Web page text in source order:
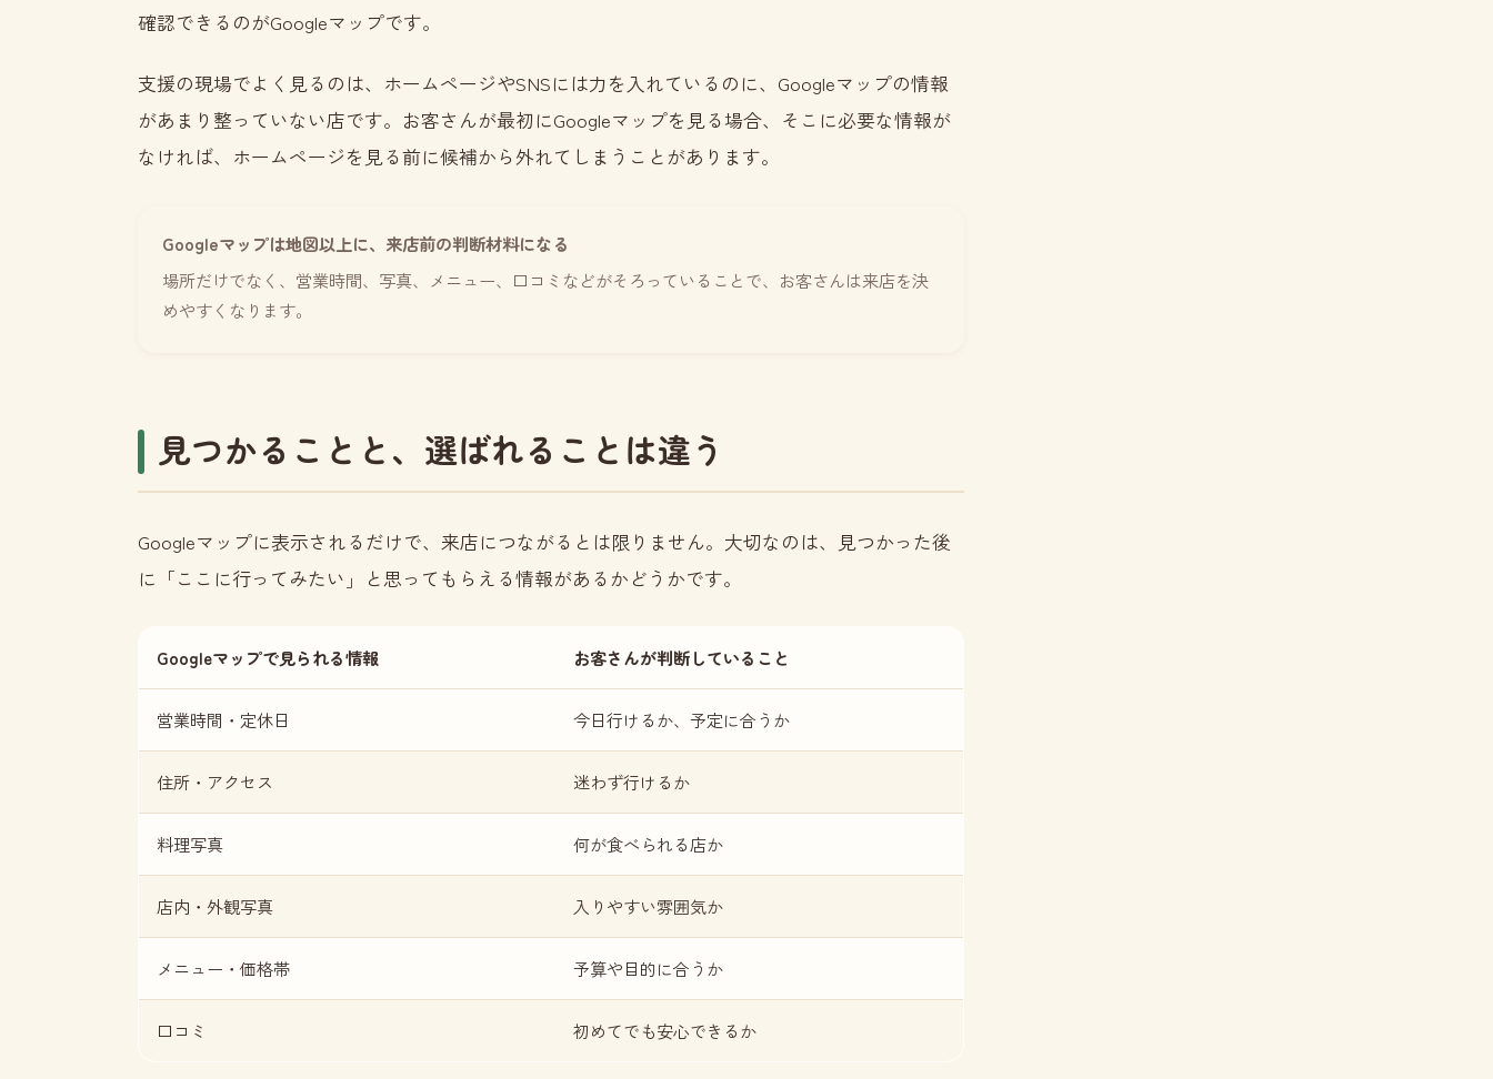
確認できるのがGoogleマップです。
支援の現場でよく見るのは、ホームページやSNSには力を入れているのに、Googleマップの情報
があまり整っていない店です。お客さんが最初にGoogleマップを見る場合、そこに必要な情報が
なければ、ホームページを見る前に候補から外れてしまうことがあります。
Googleマップは地図以上に、来店前の判断材料になる
場所だけでなく、営業時間、写真、メニュー、口コミなどがそろっていることで、お客さんは来店を決
めやすくなります。
見つかることと、選ばれることは違う
Googleマップに表示されるだけで、来店につながるとは限りません。大切なのは、見つかった後
に「ここに行ってみたい」と思ってもらえる情報があるかどうかです。
Googleマップで見られる情報 お客さんが判断していること
営業時間・定休日 今日行けるか、予定に合うか
住所・アクセス 迷わず行けるか
料理写真 何が食べられる店か
店内・外観写真 入りやすい雰囲気か
メニュー・価格帯 予算や目的に合うか
口コミ 初めてでも安心できるか